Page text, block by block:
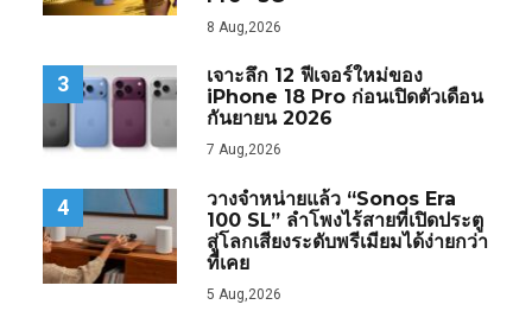
8 Aug,2026
3
เจาะลึก 12 ฟีเจอร์ใหม่ของ
iPhone 18 Pro ก่อนเปิดตัวเดือน
กันยายน 2026
7 Aug,2026
4
วางจำหน่ายแล้ว “Sonos Era
100 SL” ลำโพงไร้สายที่เปิดประตู
สู่โลกเสียงระดับพรีเมียมได้ง่ายกว่า
ที่เคย
5 Aug,2026